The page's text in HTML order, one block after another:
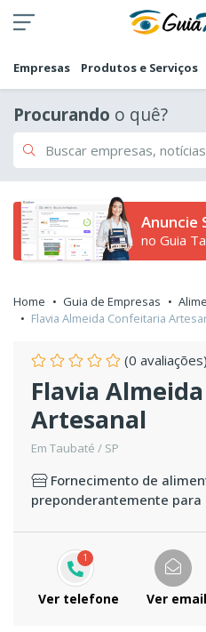
Empresas Produtos e Serviços
Procurando o quê?
Anuncie
no Guia
Home Guia de Empresas
Flavia Almeida Confeitaria
(0 avaliações)
Flavia
Artesanal
Em Taubaté / SP
Fornecimento de
preponderantemente
1
Ver telefone Ver email